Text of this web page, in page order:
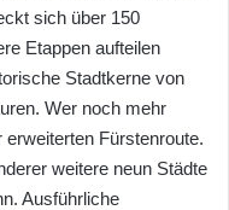
sich über 150
Etappen aufteilen
Stadtkerne von
Wer noch mehr
Fürstenroute.
weitere neun Städte
Ausführliche